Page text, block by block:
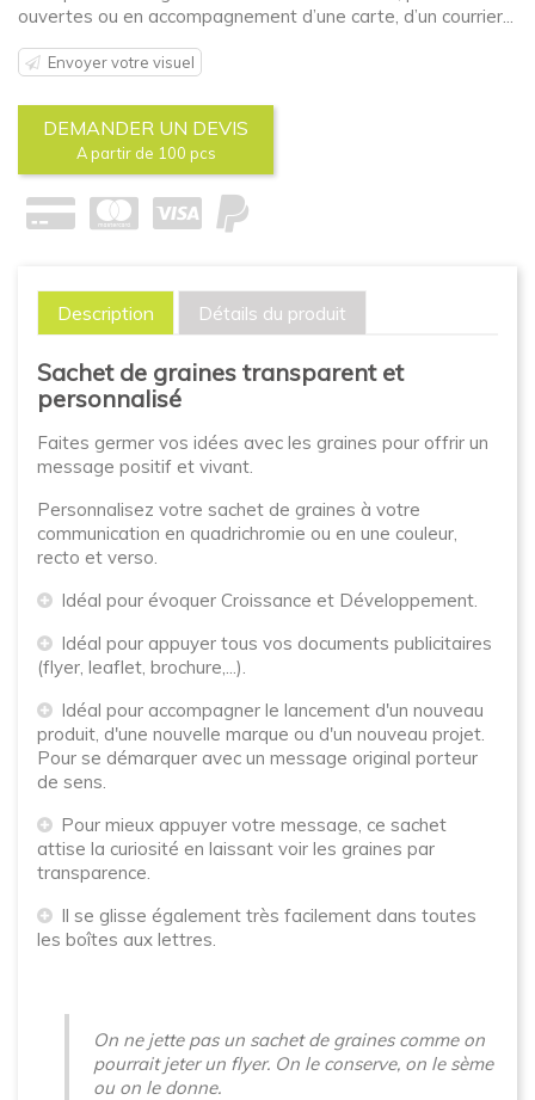
ouvertes ou en accompagnement d’une carte, d’un courrier...
Envoyer votre visuel
DEMANDER UN DEVIS
A partir de 100 pcs
Description Détails du produit
Sachet de graines transparent et
personnalisé
Faites germer vos idées avec les graines pour offrir un
message positif et vivant.
Personnalisez votre sachet de graines à votre
communication en quadrichromie ou en une couleur,
recto et verso.
Idéal pour évoquer Croissance et Développement.
Idéal pour appuyer tous vos documents publicitaires
(flyer, leaflet, brochure,...).
Idéal pour accompagner le lancement d'un nouveau
produit, d'une nouvelle marque ou d'un nouveau projet.
Pour se démarquer avec un message original porteur
de sens.
Pour mieux appuyer votre message, ce sachet
attise la curiosité en laissant voir les graines par
transparence.
Il se glisse également très facilement dans toutes
les boîtes aux lettres.
On ne jette pas un sachet de graines comme on
pourrait jeter un flyer. On le conserve, on le sème
ou on le donne.